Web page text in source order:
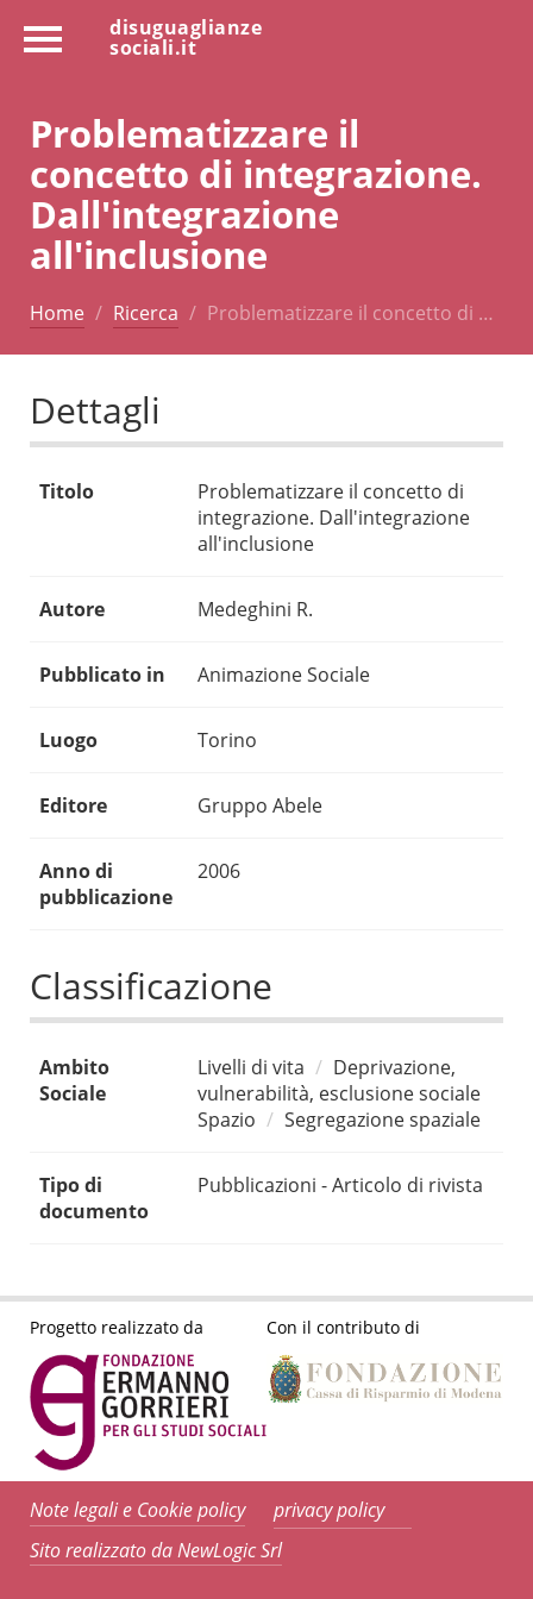
disuguaglianze
sociali.it
Problematizzare il
concetto di integrazione.
Dall'integrazione
all'inclusione
Home Ricerca Problematizzare il concetto di …
Dettagli
Titolo
Problematizzare il concetto di
integrazione. Dall'integrazione
all'inclusione
Autore Medeghini R.
Pubblicato in Animazione Sociale
Luogo Torino
Editore Gruppo Abele
Anno di
pubblicazione
2006
Classificazione
Ambito
Sociale
Livelli di vita
Deprivazione,
vulnerabilità, esclusione sociale
Spazio
Segregazione spaziale
Tipo di
documento
Pubblicazioni - Articolo di rivista
Progetto realizzato da Con il contributo di
Note legali e Cookie policy
privacy policy
Sito realizzato da NewLogic Srl